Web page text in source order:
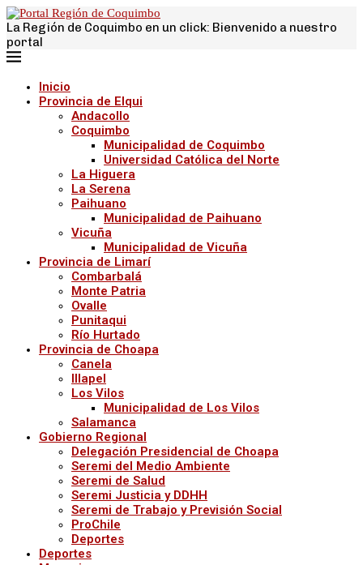
La Región de Coquimbo en un click: Bienvenido a nuestro
portal
Inicio
Provincia de Elqui
Andacollo
Coquimbo
Municipalidad de Coquimbo
Universidad Católica del Norte
La Higuera
La Serena
Paihuano
Municipalidad de Paihuano
Vicuña
Municipalidad de Vicuña
Provincia de Limarí
Combarbalá
Monte Patria
Ovalle
Punitaqui
Río Hurtado
Provincia de Choapa
Canela
Illapel
Los Vilos
Municipalidad de Los Vilos
Salamanca
Gobierno Regional
Delegación Presidencial de Choapa
Seremi del Medio Ambiente
Seremi de Salud
Seremi Justicia y DDHH
Seremi de Trabajo y Previsión Social
ProChile
Deportes
Deportes